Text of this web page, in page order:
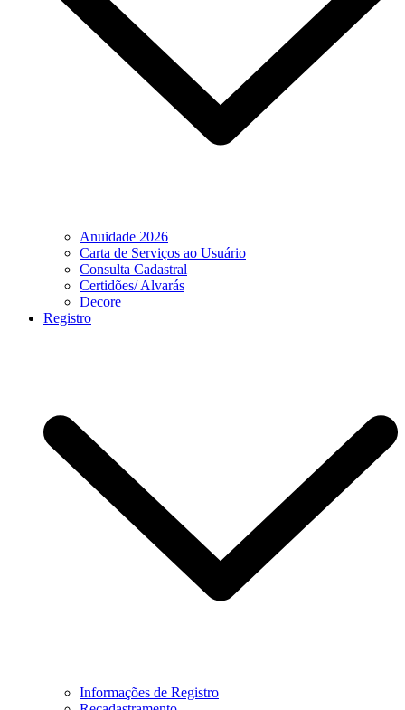
Anuidade 2026
Carta de Serviços ao Usuário
Consulta Cadastral
Certidões/ Alvarás
Decore
Registro
Informações de Registro